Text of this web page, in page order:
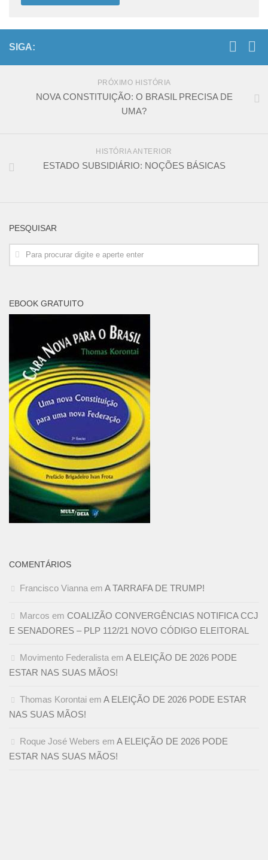
SIGA:
PRÓXIMO HISTÓRIA
NOVA CONSTITUIÇÃO: O BRASIL PRECISA DE
UMA?
HISTÓRIA ANTERIOR
ESTADO SUBSIDIÁRIO: NOÇÕES BÁSICAS
PESQUISAR
EBOOK GRATUITO
COMENTÁRIOS
Francisco Vianna em A TARRAFA DE TRUMP!
Marcos em COALIZÃO CONVERGÊNCIAS NOTIFICA CCJ
E SENADORES – PLP 112/21 NOVO CÓDIGO ELEITORAL
Movimento Federalista em A ELEIÇÃO DE 2026 PODE
ESTAR NAS SUAS MÃOS!
Thomas Korontai em A ELEIÇÃO DE 2026 PODE ESTAR
NAS SUAS MÃOS!
Roque José Webers em A ELEIÇÃO DE 2026 PODE
ESTAR NAS SUAS MÃOS!